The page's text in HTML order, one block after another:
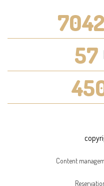
57
Content